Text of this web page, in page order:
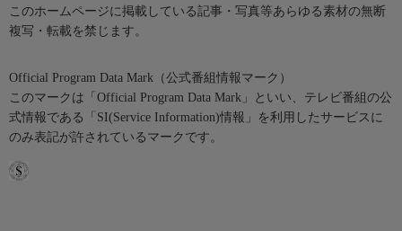
このホームページに掲載している記事・写真等あらゆる素材の無断
複写・転載を禁じます。
Official Program Data Mark（公式番組情報マーク）
このマークは「Official Program Data Mark」といい、テレビ番組の公
式情報である「SI(Service Information)情報」を利用したサービスに
のみ表記が許されているマークです。